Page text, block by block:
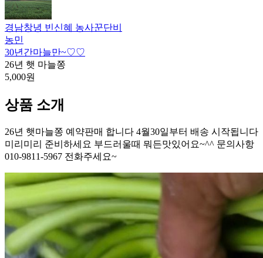
경남창녕 빈신혜 농사꾼단비
농민
30년간마늘만~♡♡
26년 햇 마늘쫑
5,000원
상품 소개
26년 햇마늘쫑 예약판매 합니다 4월30일부터 배송 시작됩니다
미리미리 준비하세요 부드러울때 뭐든맛있어요~^^ 문의사항
010-9811-5967 전화주세요~